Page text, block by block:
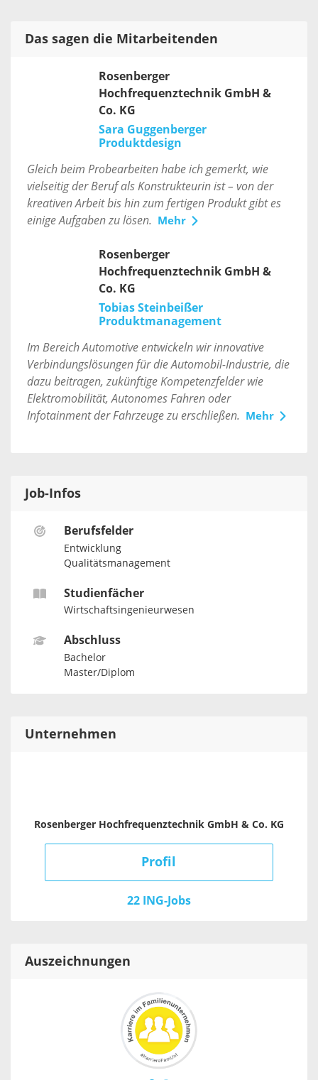
Das sagen die Mitarbeitenden
Rosenberger
Hochfrequenztechnik GmbH &
Co. KG
Sara Guggenberger
Produktdesign
Gleich beim Probearbeiten habe ich gemerkt, wie
vielseitig der Beruf als Konstrukteurin ist – von der
kreativen Arbeit bis hin zum fertigen Produkt gibt es
einige Aufgaben zu lösen. Mehr
Rosenberger
Hochfrequenztechnik GmbH &
Co. KG
Tobias Steinbeißer
Produktmanagement
Im Bereich Automotive entwickeln wir innovative
Verbindungslösungen für die Automobil-Industrie, die
dazu beitragen, zukünftige Kompetenzfelder wie
Elektromobilität, Autonomes Fahren oder
Infotainment der Fahrzeuge zu erschließen. Mehr
Job-Infos
Berufsfelder
Entwicklung
Qualitätsmanagement
Studienfächer
Wirtschaftsingenieurwesen
Abschluss
Bachelor
Master/Diplom
Unternehmen
Rosenberger Hochfrequenztechnik GmbH & Co. KG
Profil
22 ING-Jobs
Auszeichnungen